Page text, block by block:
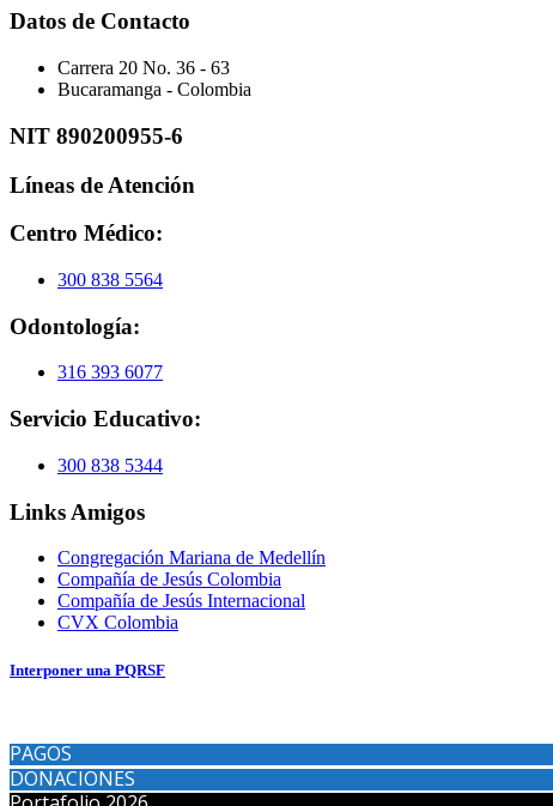
Datos de Contacto
Carrera 20 No. 36 - 63
Bucaramanga - Colombia
NIT 890200955-6
Líneas de Atención
Centro Médico:
300 838 5564
Odontología:
316 393 6077
Servicio Educativo:
300 838 5344
Links Amigos
Congregación Mariana de Medellín
Compañía de Jesús Colombia
Compañía de Jesús Internacional
CVX Colombia
Interponer una PQRSF
PAGOS
DONACIONES